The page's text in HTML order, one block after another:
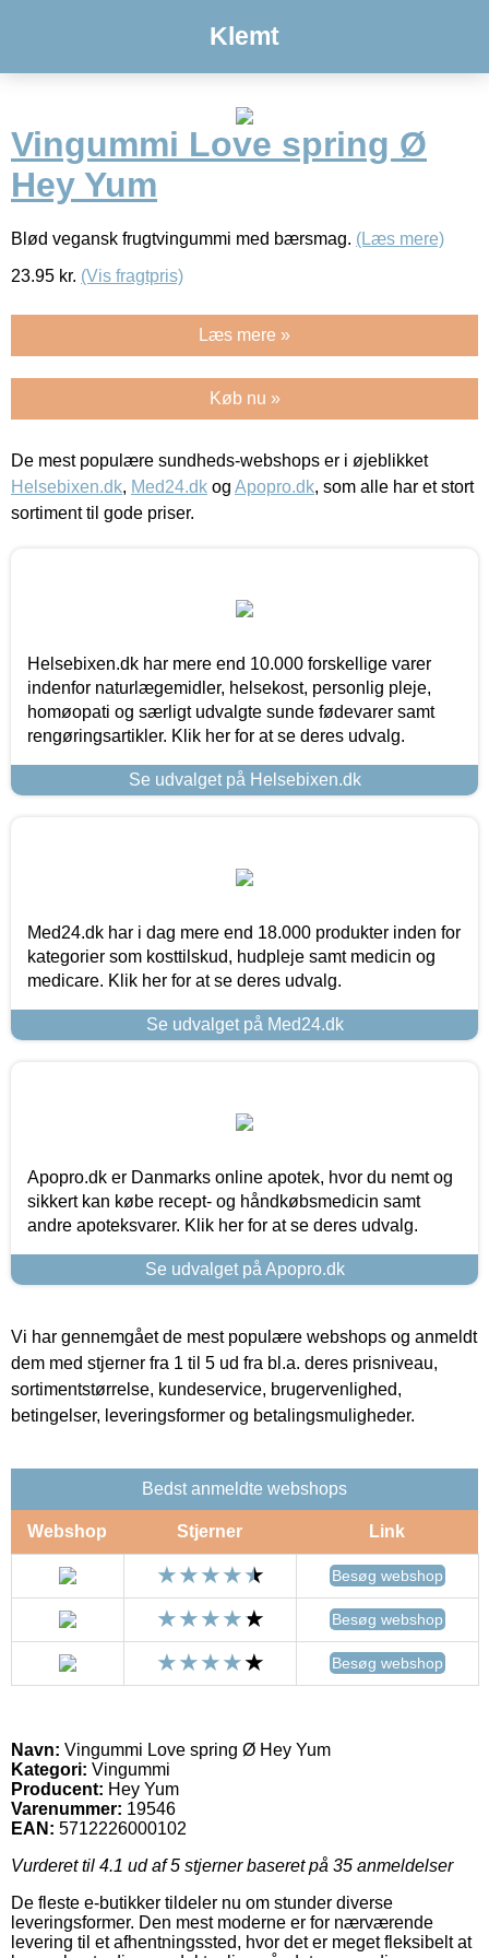
Klemt
Vingummi Love spring Ø
Hey Yum
Blød vegansk frugtvingummi med bærsmag. (Læs mere)
23.95 kr. (Vis fragtpris)
Læs mere »
Køb nu »
De mest populære sundheds-webshops er i øjeblikket
Helsebixen.dk, Med24.dk og Apopro.dk, som alle har et stort
sortiment til gode priser.
Helsebixen.dk har mere end 10.000 forskellige varer
indenfor naturlægemidler, helsekost, personlig pleje,
homøopati og særligt udvalgte sunde fødevarer samt
rengøringsartikler. Klik her for at se deres udvalg.
Se udvalget på Helsebixen.dk
Med24.dk har i dag mere end 18.000 produkter inden for
kategorier som kosttilskud, hudpleje samt medicin og
medicare. Klik her for at se deres udvalg.
Se udvalget på Med24.dk
Apopro.dk er Danmarks online apotek, hvor du nemt og
sikkert kan købe recept- og håndkøbsmedicin samt
andre apoteksvarer. Klik her for at se deres udvalg.
Se udvalget på Apopro.dk
Vi har gennemgået de mest populære webshops og anmeldt
dem med stjerner fra 1 til 5 ud fra bl.a. deres prisniveau,
sortimentstørrelse, kundeservice, brugervenlighed,
betingelser, leveringsformer og betalingsmuligheder.
Bedst anmeldte webshops
Webshop Stjerner Link
Besøg webshop
Besøg webshop
Besøg webshop
Navn: Vingummi Love spring Ø Hey Yum
Kategori: Vingummi
Producent: Hey Yum
Varenummer: 19546
EAN: 5712226000102
Vurderet til 4.1 ud af 5 stjerner baseret på 35 anmeldelser
De fleste e-butikker tildeler nu om stunder diverse
leveringsformer. Den mest moderne er for nærværende
levering til et afhentningssted, hvor det er meget fleksibelt at